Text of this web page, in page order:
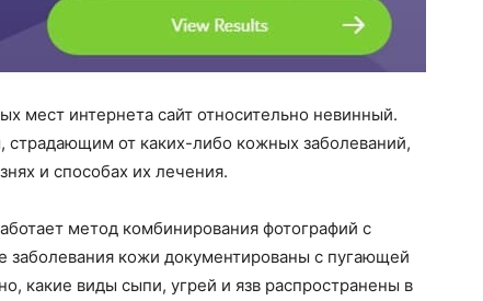
мест интернета сайт относительно невинный.
от каких-либо кожных заболеваний,
и способах их лечения.
метод комбинирования фотографий с
заболевания кожи документированы с пугающей
какие виды сыпи, угрей и язв распространены в